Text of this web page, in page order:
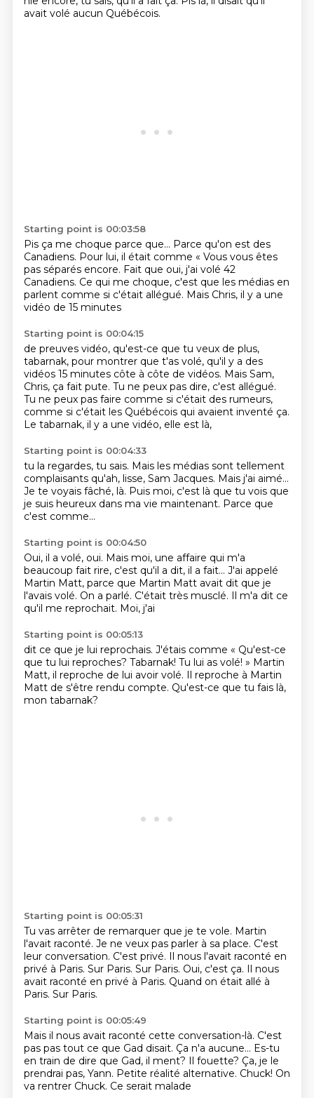
avait volé aucun Québécois.
Starting point is 00:03:58
Pis ça me choque parce que... Parce qu'on est des
Canadiens. Pour lui, il était comme « Vous vous êtes
pas séparés encore. Fait que oui, j'ai volé 42
Canadiens. Ce qui me choque, c'est que les médias en
parlent comme si c'était allégué. Mais Chris, il y a une
vidéo de 15 minutes
Starting point is 00:04:15
de preuves vidéo, qu'est-ce que tu veux de plus,
tabarnak, pour montrer que t'as volé, qu'il y a des
vidéos 15 minutes côte à côte de vidéos. Mais Sam,
Chris, ça fait pute. Tu ne peux pas dire, c'est allégué.
Tu ne peux pas faire comme si c'était des rumeurs,
comme si c'était les Québécois qui avaient inventé ça.
Le tabarnak, il y a une vidéo, elle est là,
Starting point is 00:04:33
tu la regardes, tu sais. Mais les médias sont tellement
complaisants qu'ah, lisse, Sam Jacques. Mais j'ai aimé...
Je te voyais fâché, là. Puis moi, c'est là que tu vois que
je suis heureux dans ma vie maintenant. Parce que
c'est comme...
Starting point is 00:04:50
Oui, il a volé, oui. Mais moi, une affaire qui m'a
beaucoup fait rire, c'est qu'il a dit, il a fait... J'ai appelé
Martin Matt, parce que Martin Matt avait dit que je
l'avais volé. On a parlé. C'était très musclé. Il m'a dit ce
qu'il me reprochait. Moi, j'ai
Starting point is 00:05:13
dit ce que je lui reprochais. J'étais comme « Qu'est-ce
que tu lui reproches? Tabarnak! Tu lui as volé! » Martin
Matt, il reproche de lui avoir volé. Il reproche à Martin
Matt de s'être rendu compte. Qu'est-ce que tu fais là,
mon tabarnak?
Starting point is 00:05:31
Tu vas arrêter de remarquer que je te vole. Martin
l'avait raconté. Je ne veux pas parler à sa place. C'est
leur conversation. C'est privé. Il nous l'avait raconté en
privé à Paris. Sur Paris. Sur Paris. Oui, c'est ça. Il nous
avait raconté en privé à Paris. Quand on était allé à
Paris. Sur Paris.
Starting point is 00:05:49
Mais il nous avait raconté cette conversation-là. C'est
pas pas tout ce que Gad disait. Ça n'a aucune... Es-tu
en train de dire que Gad, il ment? Il fouette? Ça, je le
prendrai pas, Yann. Petite réalité alternative. Chuck! On
va rentrer Chuck. Ce serait malade